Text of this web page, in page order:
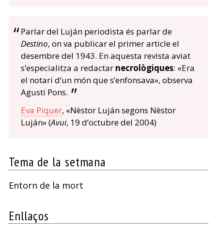
Parlar del Luján periodista és parlar de
Destino, on va publicar el primer article el
desembre del 1943. En aquesta revista aviat
s’especialitza a redactar necrològiques: «Era
el notari d’un món que s’enfonsava», observa
Agustí Pons.
Eva Piquer, «Nèstor Luján segons Nèstor
Luján» (Avui, 19 d’octubre del 2004)
Tema de la setmana
Entorn de la mort
Enllaços